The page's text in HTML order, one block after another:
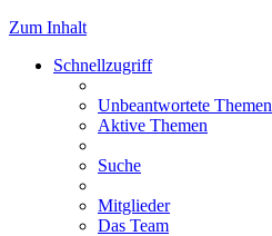
Zum Inhalt
Schnellzugriff
Unbeantwortete Themen
Aktive Themen
Suche
Mitglieder
Das Team